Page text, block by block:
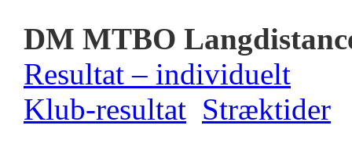
DM MTBO
Resultat – individuelt
Klub-resultat Stræktider